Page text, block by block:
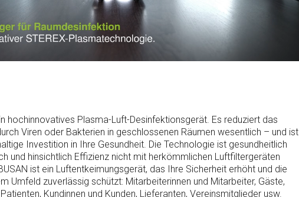
hochinnovatives Plasma-Luft-Desinfektionsgerät. Es reduziert das
Viren oder Bakterien in geschlossenen Räumen wesentlich – und ist
Investition in Ihre Gesundheit. Die Technologie ist gesundheitlich
und hinsichtlich Effizienz nicht mit herkömmlichen Luftfiltergeräten
ist ein Luftentkeimungsgerät, das Ihre Sicherheit erhöht und die
Umfeld zuverlässig schützt: Mitarbeiterinnen und Mitarbeiter, Gäste,
Kundinnen und Kunden, Lieferanten, Vereinsmitglieder usw.